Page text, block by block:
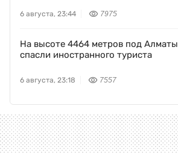
6 августа, 23:44 7975
На высоте 4464 метров под Алматы
спасли иностранного туриста
6 августа, 23:18 7557